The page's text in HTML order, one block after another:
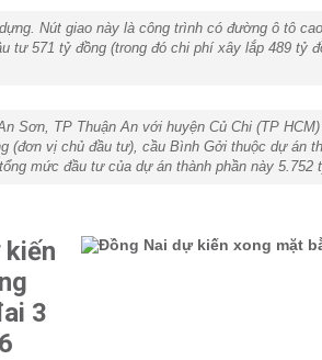
Nút giao này là công trình có đường ô tô
tư 571 tỷ đồng (trong đó chi phí xây lắp 489 tỷ
Sơn, TP Thuận An với huyện Củ Chi (TP
(đơn vị chủ đầu tư), cầu Bình Gởi thuộc dự án
mức đầu tư của dự án thành phần này 5.752
3